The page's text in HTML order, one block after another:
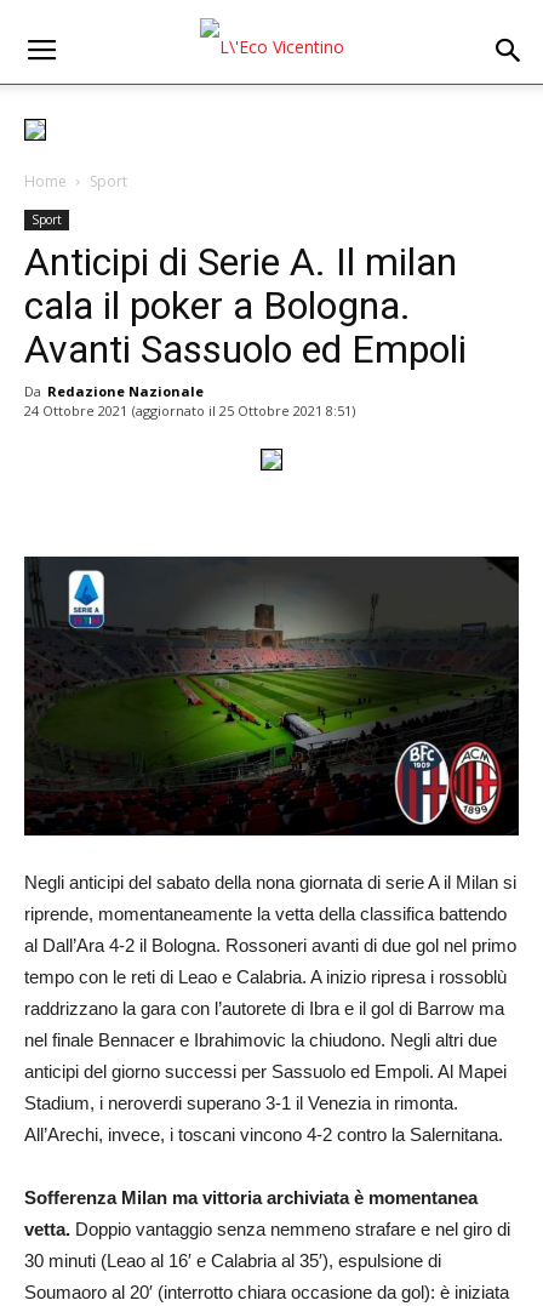
Home Sport
Sport
Anticipi di Serie A. Il milan
cala il poker a Bologna.
Avanti Sassuolo ed Empoli
Da Redazione Nazionale
24 Ottobre 2021 (aggiornato il 25 Ottobre 2021 8:51)
Negli anticipi del sabato della nona giornata di serie A il Milan si
riprende, momentaneamente la vetta della classifica battendo
al Dall’Ara 4-2 il Bologna. Rossoneri avanti di due gol nel primo
tempo con le reti di Leao e Calabria. A inizio ripresa i rossoblù
raddrizzano la gara con l’autorete di Ibra e il gol di Barrow ma
nel finale Bennacer e Ibrahimovic la chiudono. Negli altri due
anticipi del giorno successi per Sassuolo ed Empoli. Al Mapei
Stadium, i neroverdi superano 3-1 il Venezia in rimonta.
All’Arechi, invece, i toscani vincono 4-2 contro la Salernitana.
Sofferenza Milan ma vittoria archiviata è momentanea
vetta. Doppio vantaggio senza nemmeno strafare e nel giro di
30 minuti (Leao al 16′ e Calabria al 35′), espulsione di
Soumaoro al 20′ (interrotto chiara occasione da gol): è iniziata